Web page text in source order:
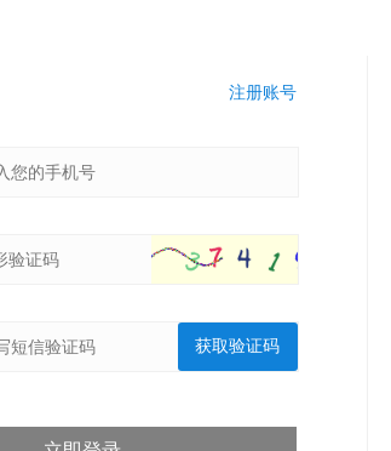
注册账号
获取验证码